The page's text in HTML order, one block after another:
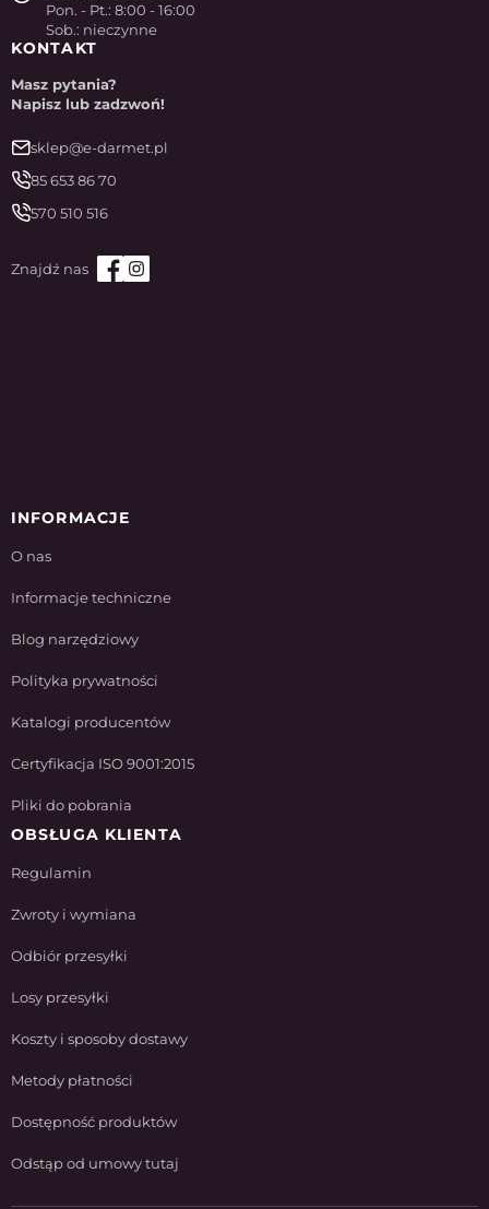
Pon. - Pt.: 8:00 - 16:00
Sob.: nieczynne
KONTAKT
Masz pytania?
Napisz lub zadzwoń!
sklep@e-darmet.pl
85 653 86 70
570 510 516
INFORMACJE
O nas
Informacje techniczne
Blog narzędziowy
Polityka prywatności
Katalogi producentów
Certyfikacja ISO 9001:2015
Pliki do pobrania
OBSŁUGA KLIENTA
Regulamin
Zwroty i wymiana
Odbiór przesyłki
Losy przesyłki
Koszty i sposoby dostawy
Metody płatności
Dostępność produktów
Odstąp od umowy tutaj